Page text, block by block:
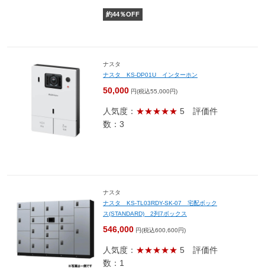
約44％OFF
ナスタ
ナスタ KS-DP01U インターホン
50,000 円(税込55,000円)
人気度： ★★★★★ 5 評価件
数：3
ナスタ
ナスタ KS-TL03RDY-SK-07 宅配ボック
ス(STANDARD) 2列7ボックス
546,000 円(税込600,600円)
人気度： ★★★★★ 5 評価件
数：1